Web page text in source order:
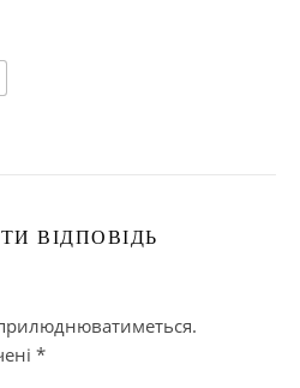
ВІДПОВІДЬ
*